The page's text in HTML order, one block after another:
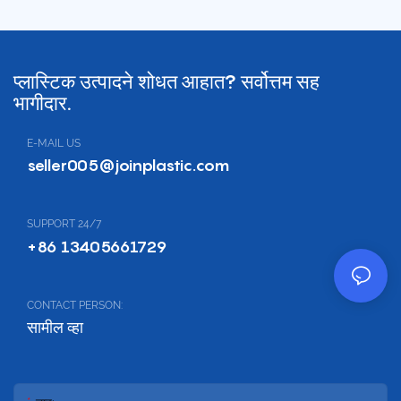
कोलॅप्सिबल क्रेट ब्लॅक सोल्जर फ्लाय प्रजनन,
आहे, जे जागा-कार्यक्षम फोल्डिंग यंत्रणेसह मजबूत
स्टोरेज प्रदान करते.
प्लास्टिक उत्पादने शोधत आहात? सर्वोत्तम सह
भागीदार.
E-MAIL US
seller005@joinplastic.com
SUPPORT 24/7
+86 13405661729
CONTACT PERSON:
सामील व्हा